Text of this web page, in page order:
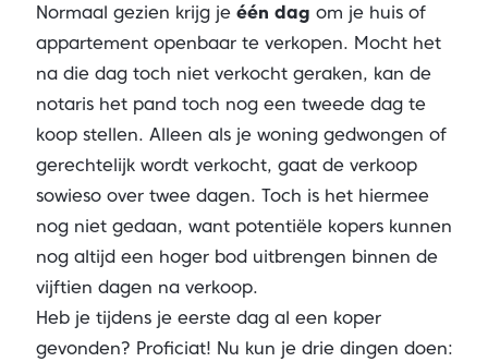
Normaal gezien krijg je één dag om je huis of
appartement openbaar te verkopen. Mocht het
na die dag toch niet verkocht geraken, kan de
notaris het pand toch nog een tweede dag te
koop stellen. Alleen als je woning gedwongen of
gerechtelijk wordt verkocht, gaat de verkoop
sowieso over twee dagen. Toch is het hiermee
nog niet gedaan, want potentiële kopers kunnen
nog altijd een hoger bod uitbrengen binnen de
vijftien dagen na verkoop.
Heb je tijdens je eerste dag al een koper
gevonden? Proficiat! Nu kun je drie dingen doen: